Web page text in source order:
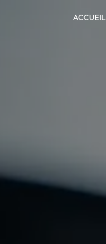
ACCUEIL